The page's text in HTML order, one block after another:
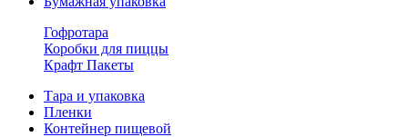
Гофротара
Коробки для пиццы
Крафт Пакеты
Тара и упаковка
Пленки
Контейнер пищевой